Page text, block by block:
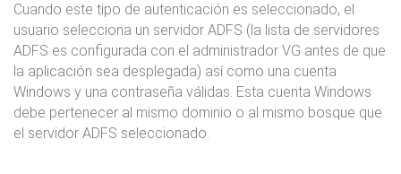
Cuando este tipo de autenticación es seleccionado, el
usuario selecciona un servidor ADFS (la lista de servidores
ADFS es configurada con el administrador VG antes de que
la aplicación sea desplegada) así como una cuenta
Windows y una contraseña válidas. Esta cuenta Windows
debe pertenecer al mismo dominio o al mismo bosque que
el servidor ADFS seleccionado.